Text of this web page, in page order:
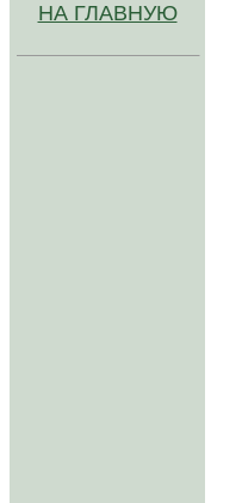
НА ГЛАВНУЮ